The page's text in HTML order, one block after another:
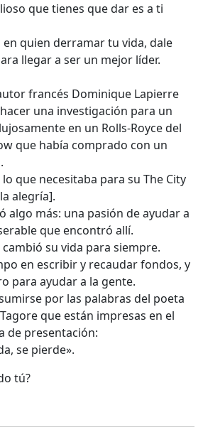
que tienes que dar es a ti
quien derramar tu vida, dale
llegar a ser un mejor líder.
francés Dominique Lapierre
una investigación para un
en un Rolls-Royce del
que había comprado con un
que necesitaba para su The City
alegría].
algo más: una pasión de ayudar a
que encontró allí.
su vida para siempre.
en escribir y recaudar fondos, y
para ayudar a la gente.
por las palabras del poeta
que están impresas en el
de presentación:
se pierde».
tú?